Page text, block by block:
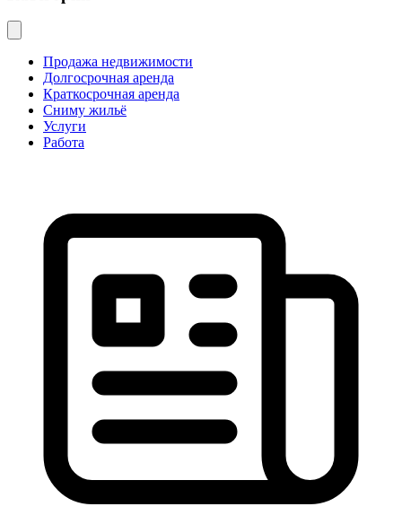
Продажа недвижимости
Долгосрочная аренда
Краткосрочная аренда
Сниму жильё
Услуги
Работа